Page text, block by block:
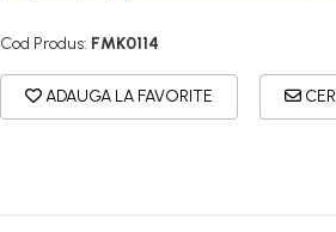
Cod Produs: FMK0114
ADAUGA LA FAVORITE